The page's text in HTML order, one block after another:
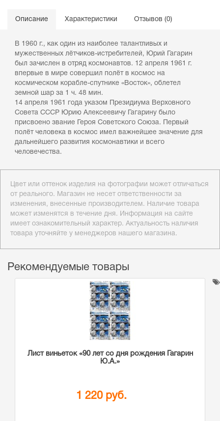
Описание Характеристики Отзывов (0)
В 1960 г., как один из наиболее талантливых и
мужественных лётчиков-истребителей, Юрий Гагарин
был зачислен в отряд космонавтов. 12 апреля 1961 г.
впервые в мире совершил полёт в космос на
космическом корабле-спутнике «Восток», облетел
земной шар за 1 ч. 48 мин.
14 апреля 1961 года указом Президиума Верховного
Совета СССР Юрию Алексеевичу Гагарину было
присвоено звание Героя Советского Союза. Первый
полёт человека в космос имел важнейшее значение для
дальнейшего развития космонавтики и всего
человечества.
Цвет или оттенок изделия на фотографии может отличаться
от реального. Магазин не несет ответственности за
изменения, внесенные производителем. Наличие товара
может изменятся в течение дня. Информация на сайте
имеет ознакомительный характер. Актуальность наличия
товара уточняйте у менеджеров нашего магазина.
Рекомендуемые товары
Лист виньеток «90 лет со дня рождения Гагарин
Ю.А.»
1 220 руб.